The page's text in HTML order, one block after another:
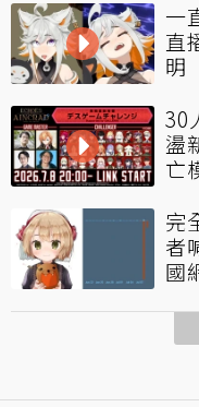
一
直
明
30
盪
亡
完
者
國